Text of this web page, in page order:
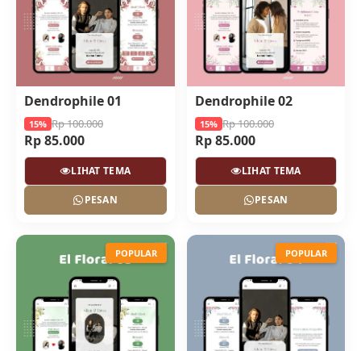
Dendrophile 01
15% Rp 100.000
Rp 85.000
LIHAT TEMA
PESAN
Dendrophile 02
15% Rp 100.000
Rp 85.000
LIHAT TEMA
PESAN
POPULAR POPULAR